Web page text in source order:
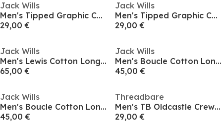
Jack Wills
Men's Tipped Graphic Cotton Long Sleeve Oversized Fit Crew Sweatshirt
29,00 €
Jack Wills
Men's Tipped Graphic Cotton Long Sleeve Oversized Fit Crew Sweatshirt
29,00 €
Jack Wills
Men's Lewis Cotton Long Sleeve Crew Sweatshirt
65,00 €
Jack Wills
Men's Boucle Cotton Long Sleeve Oversized Fit Crew Sweatshirt
45,00 €
Jack Wills
Men's Boucle Cotton Long Sleeve Oversized Fit Crew Sweatshirt
45,00 €
Threadbare
Men's TB Oldcastle Crew Sweatshirt
29,00 €